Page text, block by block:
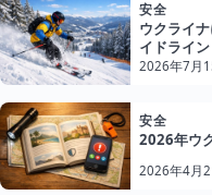
安全
ウクライ
イドライン
2026年7月
安全
2026年ウ
2026年4月